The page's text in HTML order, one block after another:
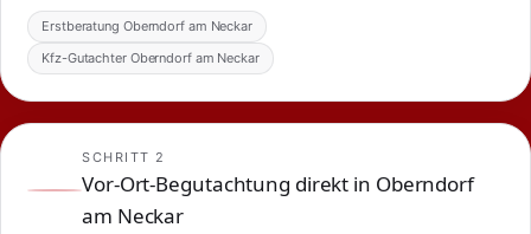
Erstberatung Oberndorf am Neckar
Kfz-Gutachter Oberndorf am Neckar
SCHRITT 2
Vor-Ort-Begutachtung direkt in Oberndorf
am Neckar